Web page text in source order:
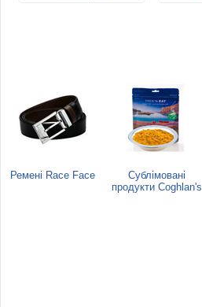
Ремені Race Face
Сублімовані
продукти Coghlan's